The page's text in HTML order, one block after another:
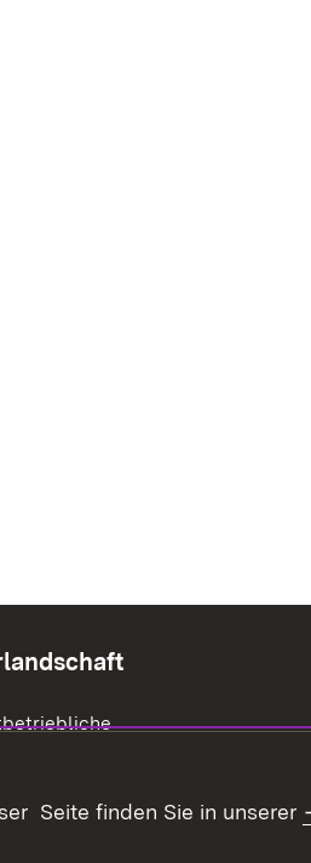
der Landschaft
Seite finden Sie in unserer